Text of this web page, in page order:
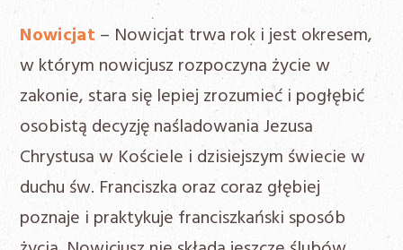
Nowicjat – Nowicjat trwa rok i jest okresem,
w którym nowicjusz rozpoczyna życie w
zakonie, stara się lepiej zrozumieć i pogłębić
osobistą decyzję naśladowania Jezusa
Chrystusa w Kościele i dzisiejszym świecie w
duchu św. Franciszka oraz coraz głębiej
poznaje i praktykuje franciszkański sposób